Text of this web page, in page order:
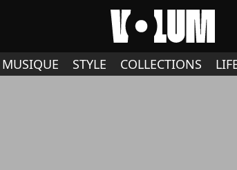
MUSIQUE STYLE COLLECTIONS